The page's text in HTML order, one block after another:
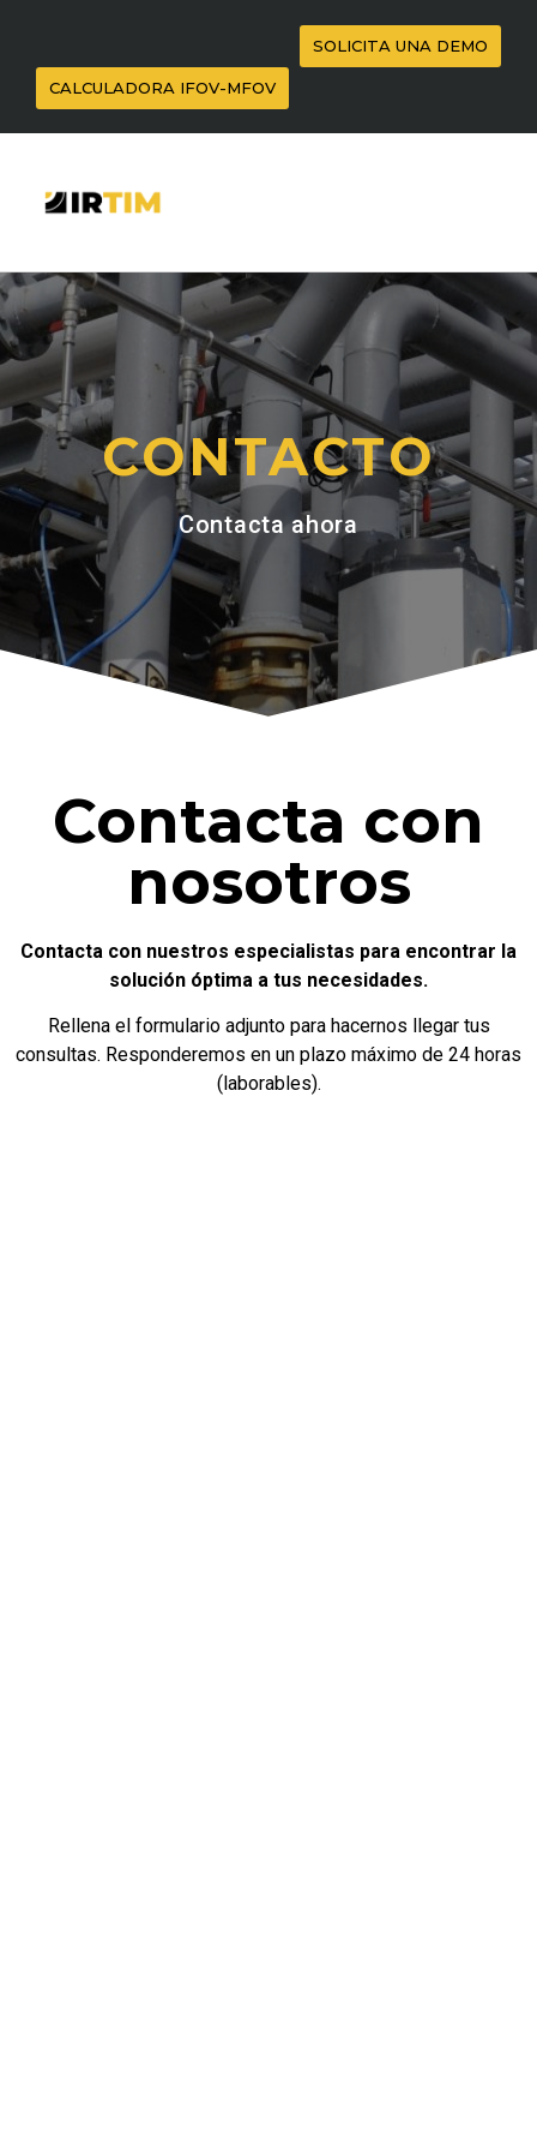
SOLICITA UNA DEMO
CALCULADORA IFOV-MFOV
CONTACTO
Contacta ahora
Contacta con
nosotros
Contacta con nuestros especialistas para encontrar la
solución óptima a tus necesidades.
Rellena el formulario adjunto para hacernos llegar tus
consultas. Responderemos en un plazo máximo de 24 horas
(laborables).